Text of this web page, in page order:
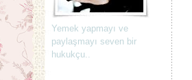
Yemek yapmayı ve
paylaşmayı seven bir
hukukçu..